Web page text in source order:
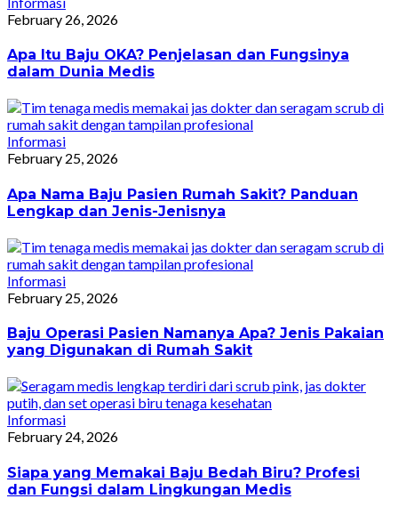
February 26, 2026
Apa Itu Baju OKA? Penjelasan dan Fungsinya
dalam Dunia Medis
Informasi
February 25, 2026
Apa Nama Baju Pasien Rumah Sakit? Panduan
Lengkap dan Jenis-Jenisnya
Informasi
February 25, 2026
Baju Operasi Pasien Namanya Apa? Jenis Pakaian
yang Digunakan di Rumah Sakit
Informasi
February 24, 2026
Siapa yang Memakai Baju Bedah Biru? Profesi
dan Fungsi dalam Lingkungan Medis